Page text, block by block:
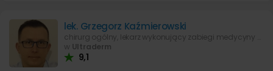
lek. Grzegorz Kaźmierowski
w Ultraderm
9,1